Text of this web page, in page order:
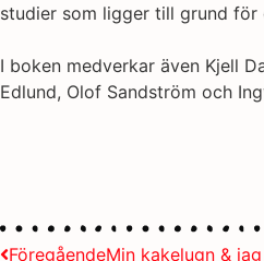
studier som ligger till grund för
I boken medverkar även Kjell
Edlund, Olof Sandström och
FöregåendeMin kakelugn & jag